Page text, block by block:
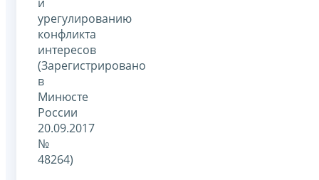
урегулированию
конфликта
интересов
(Зарегистрировано
в
Минюсте
России
20.09.2017
№
48264)